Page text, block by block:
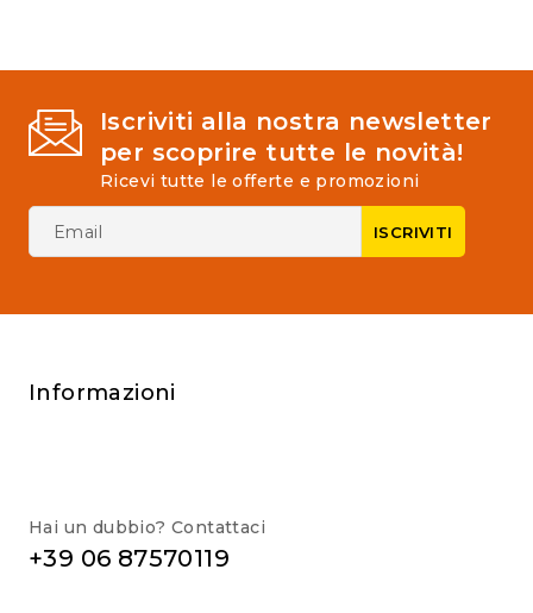
Iscriviti alla nostra newsletter
per scoprire tutte le novità!
Ricevi tutte le offerte e promozioni
Informazioni
Hai un dubbio? Contattaci
+39 06 87570119